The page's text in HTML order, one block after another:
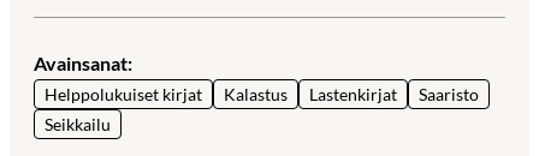
Avainsanat:
Helppolukuiset kirjat Kalastus Lastenkirjat
Saaristo
Seikkailu